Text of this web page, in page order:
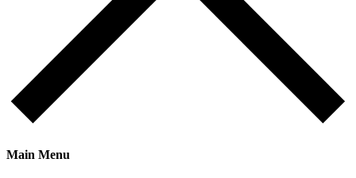
Main Menu